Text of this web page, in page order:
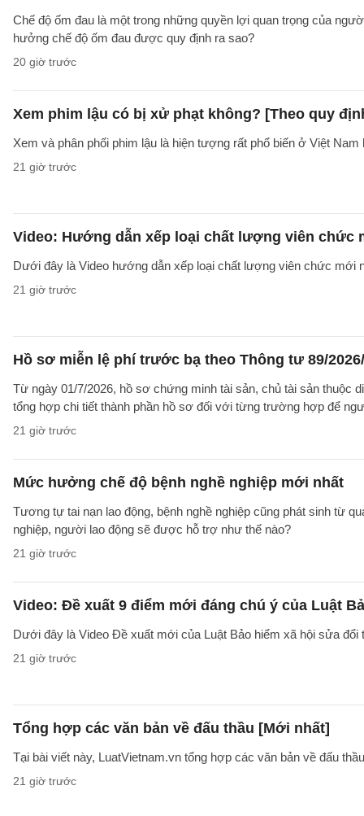
Chế độ ốm đau là một trong những quyền lợi quan trọng của
hưởng chế độ ốm đau được quy định ra sao?
20 giờ trước
Xem phim lậu có bị xử phạt không? [Theo quy
Xem và phân phối phim lậu là hiện tượng rất phổ biến ở Việt
21 giờ trước
Video: Hướng dẫn xếp loại chất lượng viên chức
Dưới đây là Video hướng dẫn xếp loại chất lượng viên chức mới
21 giờ trước
Hồ sơ miễn lệ phí trước bạ theo Thông tư 89/
Từ ngày 01/7/2026, hồ sơ chứng minh tài sản, chủ tài sản thuộc
tổng hợp chi tiết thành phần hồ sơ đối với từng trường hợp để
21 giờ trước
Mức hưởng chế độ bệnh nghề nghiệp mới nhất
Tương tự tai nạn lao động, bệnh nghề nghiệp cũng phát sinh từ
nghiệp, người lao động sẽ được hỗ trợ như thế nào?
21 giờ trước
Video: Đề xuất 9 điểm mới đáng chú ý của Luật
Dưới đây là Video Đề xuất mới của Luật Bảo hiểm xã hội sửa
21 giờ trước
Tổng hợp các văn bản về đấu thầu [Mới nhất]
Tại bài viết này, LuatVietnam.vn tổng hợp các văn bản về đấu
21 giờ trước